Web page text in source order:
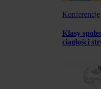
Konferencje
Klasy
ciągłości